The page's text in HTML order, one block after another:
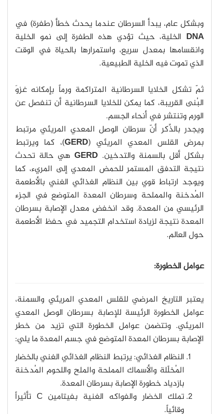
وبشكل عام، يبدأ السرطان عندما يحدث خطأ (طفرة) في
DNA الخلية، حيث تؤدي هذه الطفرة إلى نمو الخلية
وانقسامها بمعدل سريع، واستمرارها بالحياة في الوقت
الذي تموت فيه الخلية الطبيعية.
ثمّ تشكل الخلايا السرطانية المتراكمة ورماً بإمكانه غزوَ
البُنى القريبة، كما يمكن للخلايا السرطانية أن تنفصل عن
الورم وتنتشر في أنحاء الجسم.
ويجدر بالذِّكر أنّ سرطان الوصل المعدي المريئي مرتبط
بمرض القلس المعدي المريئي (GERD)، كما ويرتبط
بشكل أقل بالسمنة والتدخين. GERDهي حالة تحدث
نتيجة التدفق المستمر للحمض المعدي إلى المريء، كما
ويوجد ارتباط قوي بين النظام الغذائي الغني بالأطعمة
المُدخنة والمملحة وسرطان المعدة المتوضع في الجزء
الرئيسي من المعدة. وقد انخفض معدل الإصابة بسرطان
المعدة نتيجة لزيادة استخدام التجميد في حفظ الأطعمة
حول العالم.
عوامل الخطورة:
يعتبر التاريخ المرضي للقلس المعدي المريئي والسمنة،
عوامل الخطورة الرئيسة للإصابة بسرطان الوصل المعدي
المريئي. وتتضمن عوامل الخطورة التي تزيد من خطر
الإصابة بسرطان المعدة المتوضع في جسم المعدة ما يلي:
النظام الغذائي: يرتبط النظام الغذائي الغني بالخضار
المُخلّلة والأسماك المملحة والملح واللحوم المُدخنة
بازدياد خطورة الإصابة بسرطان المعدة.
تملك الخضار والفواكه الغنية بفيتامين C تأثيراً
وقائياً.